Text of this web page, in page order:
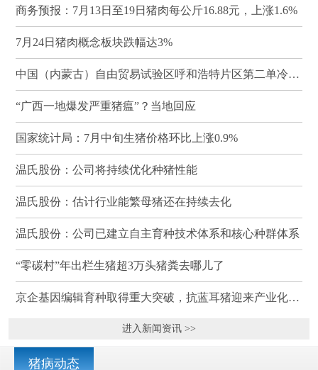
商务预报：7月13日至19日猪肉每公斤16.88元，上涨1.6%
7月24日猪肉概念板块跌幅达3%
中国（内蒙古）自由贸易试验区呼和浩特片区第二单冷冻猪肉发往蒙古国
“广西一地爆发严重猪瘟”？当地回应
国家统计局：7月中旬生猪价格环比上涨0.9%
温氏股份：公司将持续优化种猪性能
温氏股份：估计行业能繁母猪还在持续去化
温氏股份：公司已建立自主育种技术体系和核心种群体系
“零碳村”年出栏生猪超3万头猪粪去哪儿了
京企基因编辑育种取得重大突破，抗蓝耳猪迎来产业化临界点
进入新闻资讯 >>
猪病动态